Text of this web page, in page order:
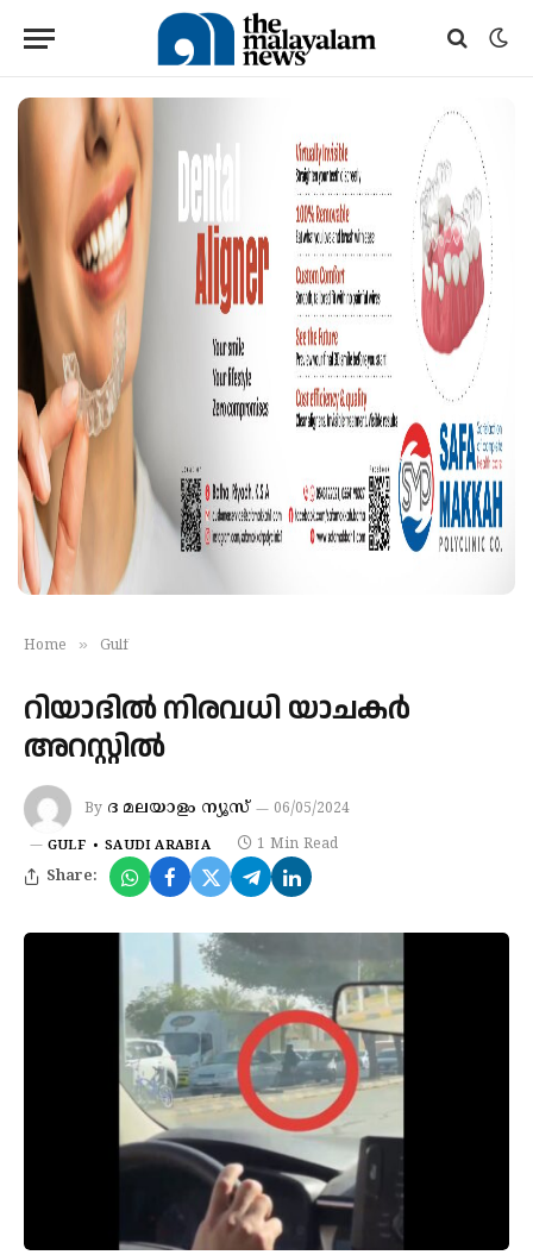
Home » Gulf
റിയാദില്‍ നിരവധി യാചകര്‍
അറസ്റ്റില്‍
By ദ മലയാളം ന്യൂസ് 06/05/2024
GULF SAUDI ARABIA 1 Min Read
Share: